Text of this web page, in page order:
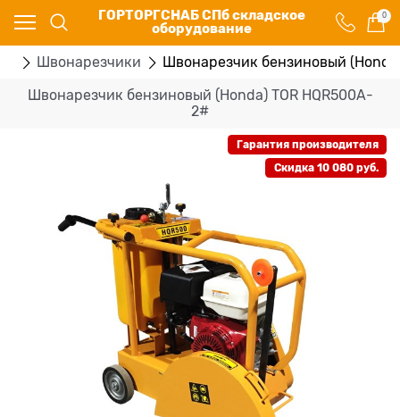
ГОРТОРГСНАБ СПб складское
оборудование
0
Швонарезчики Швонарезчик бензиновый
Швонарезчик бензиновый (Honda) TOR HQR500A-
2#
Гарантия производителя
Скидка 10 080 руб.